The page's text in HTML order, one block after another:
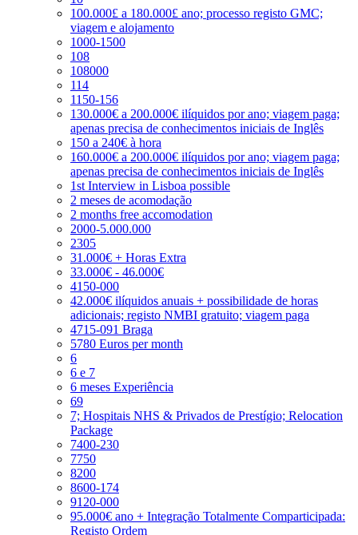
100.000£ a 180.000£ ano; processo registo GMC;
viagem e alojamento
1000-1500
108
108000
114
1150-156
130.000€ a 200.000€ ilíquidos por ano; viagem paga;
apenas precisa de conhecimentos iniciais de Inglês
150 a 240€ à hora
160.000€ a 200.000€ ilíquidos por ano; viagem paga;
apenas precisa de conhecimentos iniciais de Inglês
1st Interview in Lisboa possible
2 meses de acomodação
2 months free accomodation
2000-5.000.000
2305
31.000€ + Horas Extra
33.000€ - 46.000€
4150-000
42.000€ ilíquidos anuais + possibilidade de horas
adicionais; registo NMBI gratuito; viagem paga
4715-091 Braga
5780 Euros per month
6
6 e 7
6 meses Experiência
69
7; Hospitais NHS & Privados de Prestígio; Relocation
Package
7400-230
7750
8200
8600-174
9120-000
95.000€ ano + Integração Totalmente Comparticipada:
Registo Ordem